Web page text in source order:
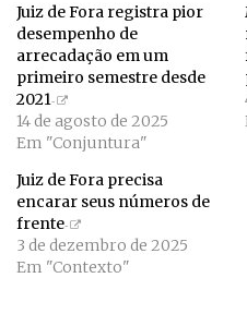
Juiz de Fora registra pior
desempenho de
arrecadação em um
primeiro semestre desde
2021
14 de agosto de 2025
Em "Conjuntura"
Juiz de Fora precisa
encarar seus números de
frente
3 de dezembro de 2025
Em "Contexto"